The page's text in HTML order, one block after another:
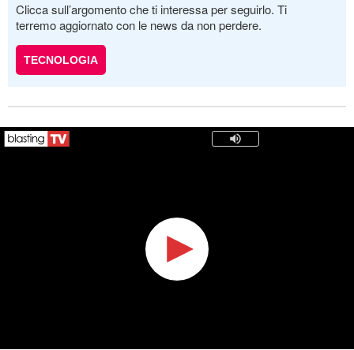
Clicca sull’argomento che ti interessa per seguirlo. Ti
terremo aggiornato con le news da non perdere.
TECNOLOGIA